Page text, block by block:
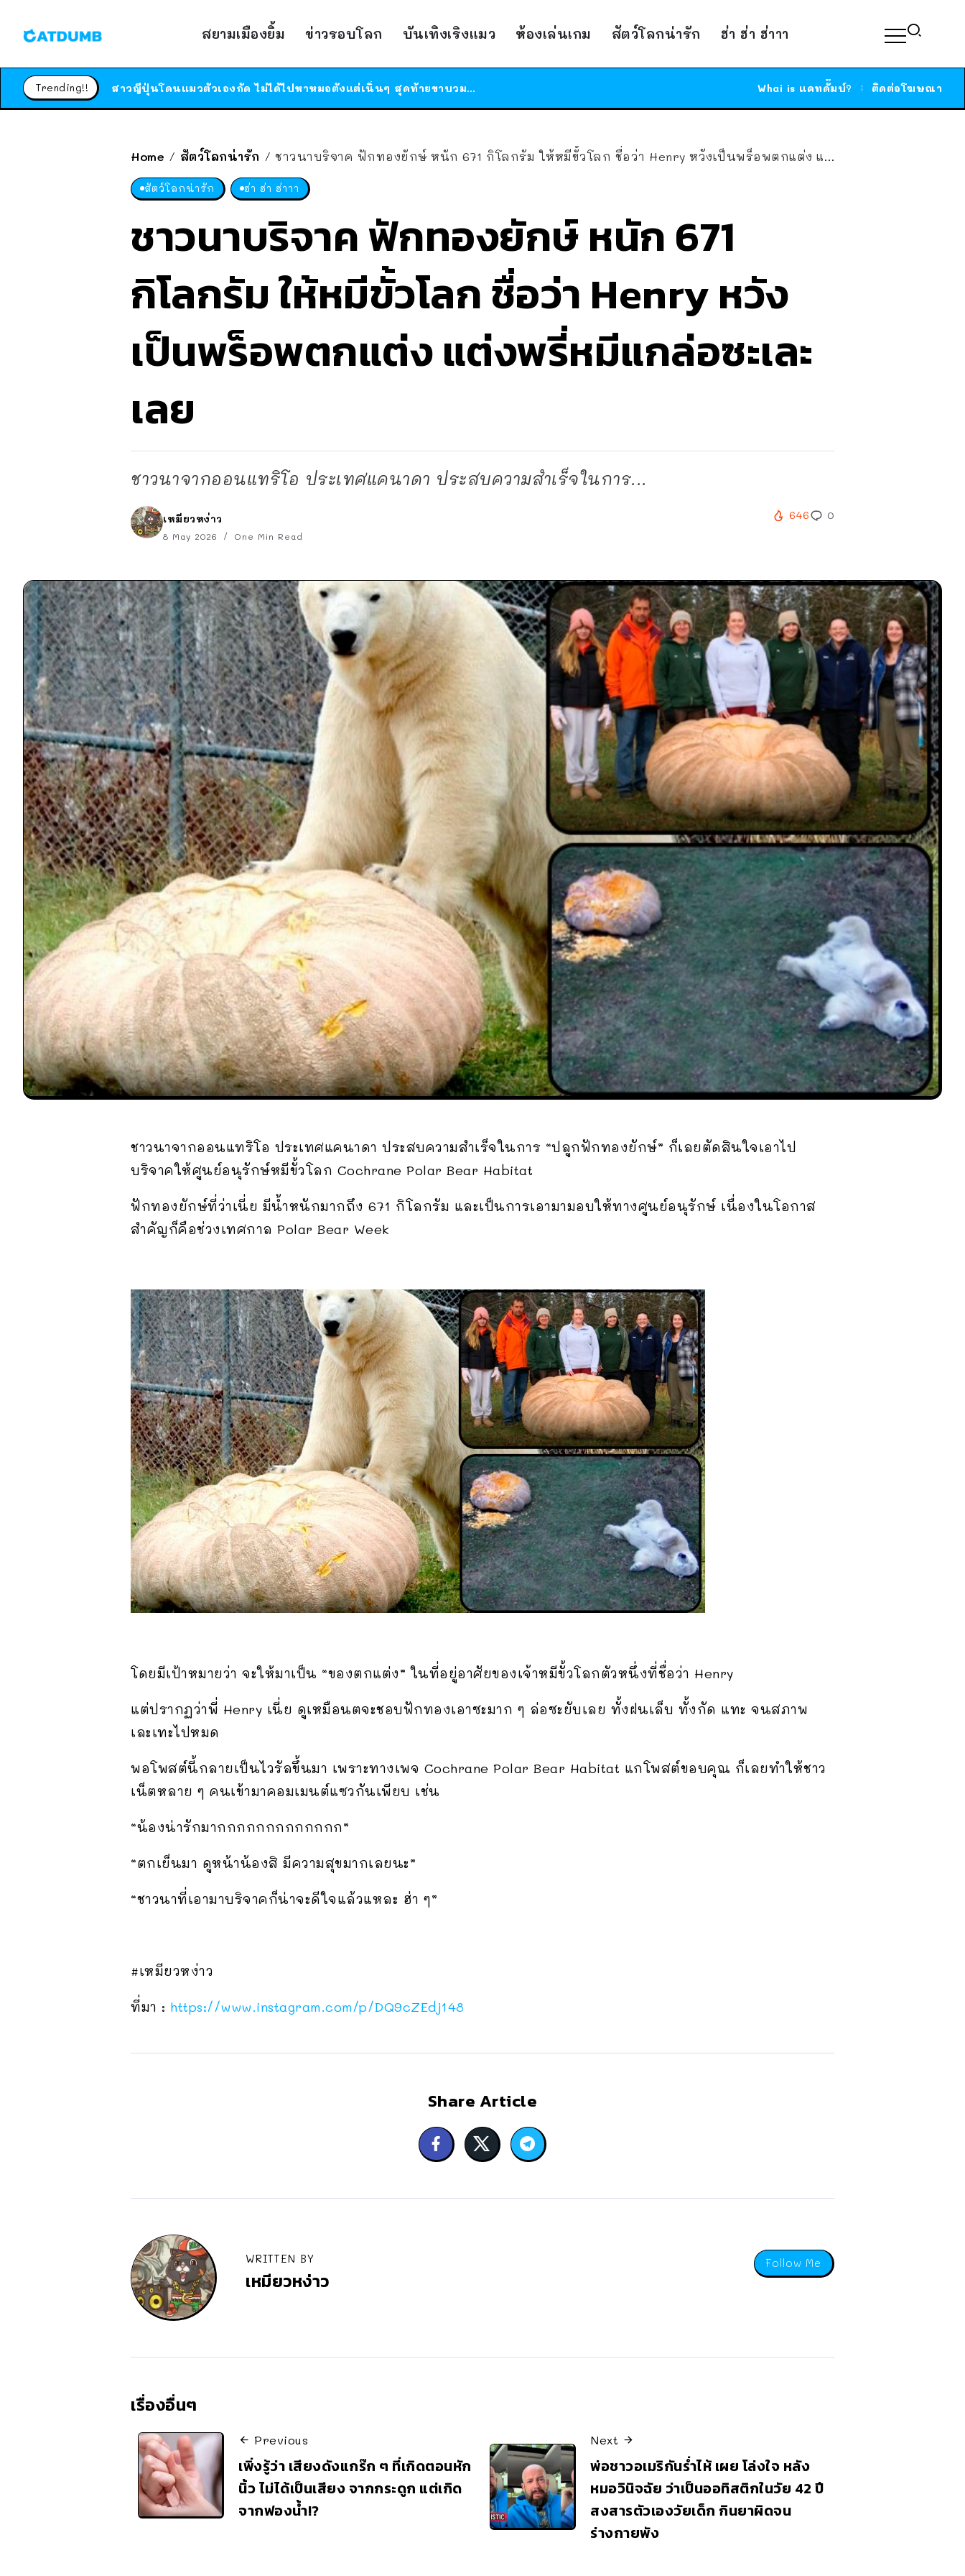
สยามเมืองยิ้ม ข่าวรอบโลก บันเทิงเริงแมว ห้องเล่นเกม สัตว์โลกน่ารัก ฮ่า ฮ่า ฮ่าาา
Trending!!
ร้านอาหารในนิวยอร์กประกาศปิดตัวลง หลังอยู่มานานกว่า 45 ปี ติดป้ายขอบคุณลูกค้าทุกคน แถมสูตรทำไวท์ซอสให้แบบจัดเต็ม
ได้เวลาเด็กหนวดรวมตัว RF Online Next เปิดให้เล่นแล้ว เกม Sci-Fi MMORPG ระดับตำนาน เล่นได้ทั้งมือถือและ PC Whai is แคทดั๊มบ์? ติดต่อโฆษณา
Home / สัตว์โลกน่ารัก / ชาวนาบริจาค ฟักทองยักษ์ หนัก 671 กิโลกรัม ให้หมีขั้วโลก ชื่อว่า Henry หวังเป็นพร็อพตกแต่ง แต่งพรี่หมีแกล่อซะเละเลย
สัตว์โลกน่ารัก ฮ่า ฮ่า ฮ่าาา
ชาวนาบริจาค ฟักทองยักษ์ หนัก 671
กิโลกรัม ให้หมีขั้วโลก ชื่อว่า Henry หวัง
เป็นพร็อพตกแต่ง แต่งพรี่หมีแกล่อซะเละ
เลย
ชาวนาจากออนแทริโอ ประเทศแคนาดา ประสบความสำเร็จในการ...
เหมียวหง่าว
8 May 2026 One Min Read
646 0
ชาวนาจากออนแทริโอ ประเทศแคนาดา ประสบความสำเร็จในการ “ปลูกฟักทองยักษ์” ก็เลยตัดสินใจเอาไป
บริจาคให้ศูนย์อนุรักษ์หมีขั้วโลก Cochrane Polar Bear Habitat
ฟักทองยักษ์ที่ว่าเนี่ย มีน้ำหนักมากถึง 671 กิโลกรัม และเป็นการเอามามอบให้ทางศูนย์อนุรักษ์ เนื่องในโอกาส
สำคัญก็คือช่วงเทศกาล Polar Bear Week
โดยมีเป้าหมายว่า จะให้มาเป็น “ของตกแต่ง” ในที่อยู่อาศัยของเจ้าหมีขั้วโลกตัวหนึ่งที่ชื่อว่า Henry
แต่ปรากฏว่าพี่ Henry เนี่ย ดูเหมือนตจะชอบฟักทองเอาซะมาก ๆ ล่อซะยับเลย ทั้งฝนเล็บ ทั้งกัด แทะ จนสภาพ
เละเทะไปหมด
พอโพสต์นี้กลายเป็นไวรัลขึ้นมา เพราะทางเพจ Cochrane Polar Bear Habitat แกโพสต์ขอบคุณ ก็เลยทำให้ชาว
เน็ตหลาย ๆ คนเข้ามาคอมเมนต์แซวกันเพียบ เช่น
“น้องน่ารักมากกกกกกกกกกกกก”
“ตกเย็นมา ดูหน้าน้องสิ มีความสุขมากเลยนะ”
“ชาวนาที่เอามาบริจาคก็น่าจะดีใจแล้วแหละ ฮ่า ๆ”
#เหมียวหง่าว
ที่มา : https://www.instagram.com/p/DQ9cZEdj148
Share Article
Follow Me
WRITTEN BY
เหมียวหง่าว
เรื่องอื่นๆ
Previous
เพิ่งรู้ว่า เสียงดังแกร๊ก ๆ ที่เกิดตอนหัก
นิ้ว ไม่ได้เป็นเสียง จากกระดูก แต่เกิด
จากฟองน้ำ!?
Next
พ่อชาวอเมริกันร่ำไห้ เผย โล่งใจ หลัง
หมอวินิจฉัย ว่าเป็นออทิสติกในวัย 42 ปี
สงสารตัวเองวัยเด็ก กินยาผิดจน
ร่างกายพัง